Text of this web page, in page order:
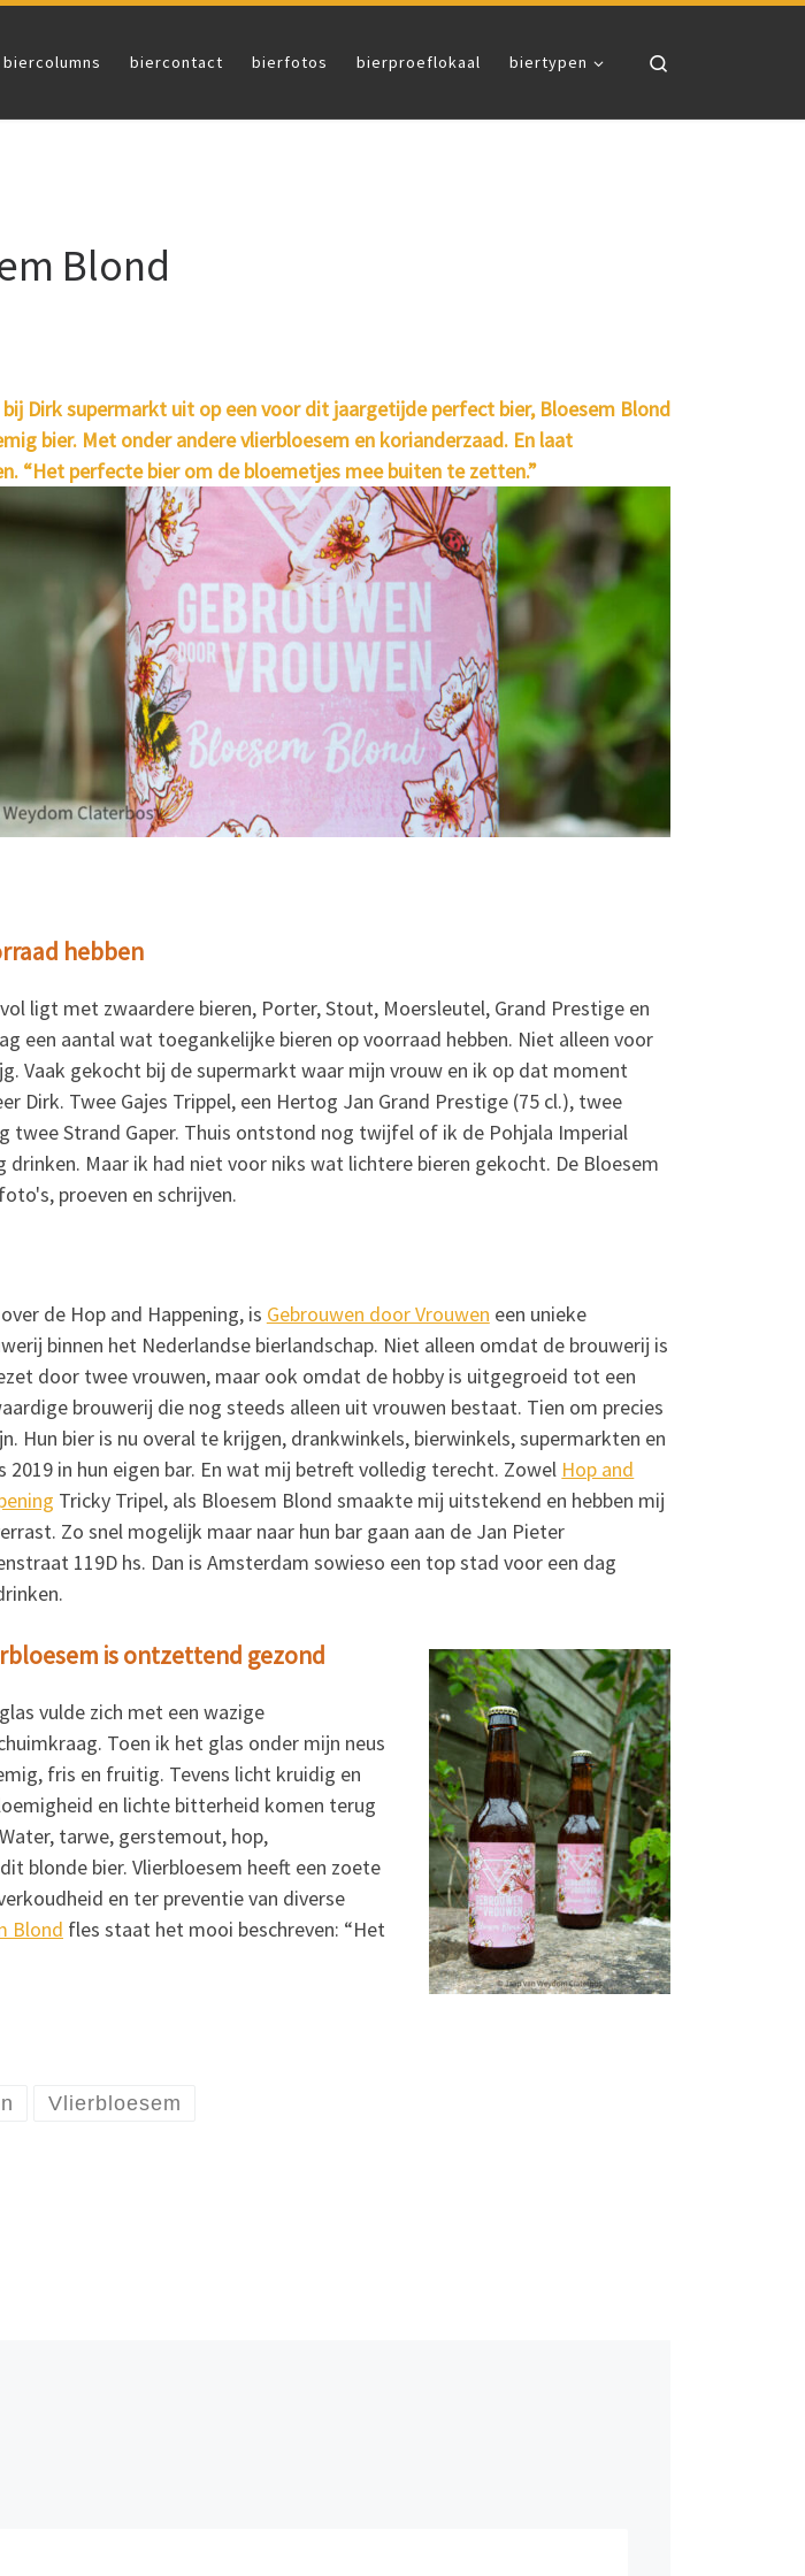
biercolumns biercontact bierfotos bierproeflokaal biertypen
Blond
Dirk supermarkt uit op een voor dit jaargetijde perfect bier, Bloesem Blond
bier. Met onder andere vlierbloesem en korianderzaad. En laat
“Het perfecte bier om de bloemetjes mee buiten te zetten.”
hebben
ligt met zwaardere bieren, Porter, Stout, Moersleutel, Grand Prestige en
een aantal wat toegankelijke bieren op voorraad hebben. Niet alleen voor
Vaak gekocht bij de supermarkt waar mijn vrouw en ik op dat moment
Dirk. Twee Gajes Trippel, een Hertog Jan Grand Prestige (75 cl.), twee
twee Strand Gaper. Thuis ontstond nog twijfel of ik de Pohjala Imperial
Maar ik had niet voor niks wat lichtere bieren gekocht. De Bloesem
proeven en schrijven.
de Hop and Happening, is Gebrouwen door Vrouwen een unieke
binnen het Nederlandse bierlandschap. Niet alleen omdat de brouwerij is
door twee vrouwen, maar ook omdat de hobby is uitgegroeid tot een
brouwerij die nog steeds alleen uit vrouwen bestaat. Tien om precies
Hun bier is nu overal te krijgen, drankwinkels, bierwinkels, supermarkten en
2019 in hun eigen bar. En wat mij betreft volledig terecht. Zowel Hop and
Tricky Tripel, als Bloesem Blond smaakte mij uitstekend en hebben mij
Zo snel mogelijk maar naar hun bar gaan aan de Jan Pieter
119D hs. Dan is Amsterdam sowieso een top stad voor een dag
is ontzettend gezond
vulde zich met een wazige
Toen ik het glas onder mijn neus
fris en fruitig. Tevens licht kruidig en
en lichte bitterheid komen terug
tarwe, gerstemout, hop,
blonde bier. Vlierbloesem heeft een zoete
en ter preventie van diverse
Blond fles staat het mooi beschreven: “Het
Vlierbloesem